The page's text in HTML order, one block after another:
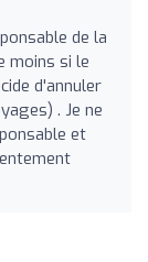
de la
moins si le
d'annuler
. Je ne
et